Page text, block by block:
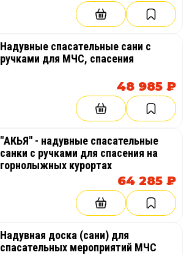
Надувные спасательные сани с
ручками для МЧС, спасения
48 985 ₽
"АКЬЯ" - надувные спасательные
санки с ручками для спасения на
горнолыжных курортах
64 285 ₽
Надувная доска (сани) для
спасательных мероприятий МЧС